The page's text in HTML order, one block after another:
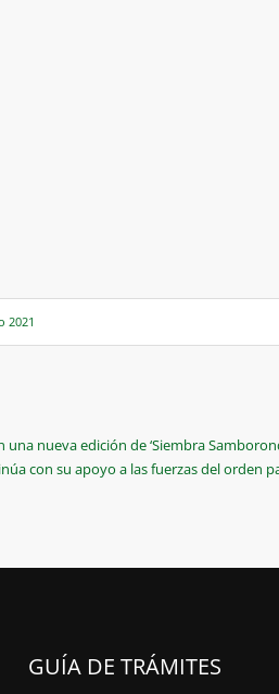
2021
nueva edición de ‘Siembra
con su apoyo a las fuerzas del orden
GUÍA DE TRÁMITES